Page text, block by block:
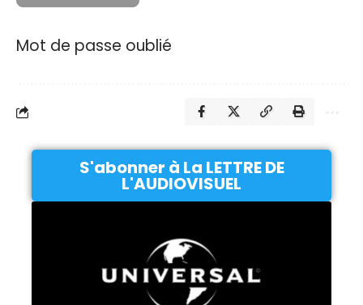
Mot de passe oublié
S'abonner à La LETTRE DE
L'AUDIOVISUEL